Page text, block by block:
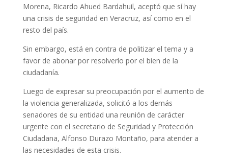
Morena, Ricardo Ahued Bardahuil, aceptó que sí hay
una crisis de seguridad en Veracruz, así como en el
resto del país.
Sin embargo, está en contra de politizar el tema y a
favor de abonar por resolverlo por el bien de la
ciudadanía.
Luego de expresar su preocupación por el aumento de
la violencia generalizada, solicitó a los demás
senadores de su entidad una reunión de carácter
urgente con el secretario de Seguridad y Protección
Ciudadana, Alfonso Durazo Montaño, para atender a
las necesidades de esta crisis.